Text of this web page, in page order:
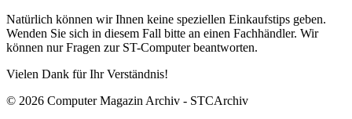
Natürlich können wir Ihnen keine speziellen Einkaufstips geben.
Wenden Sie sich in diesem Fall bitte an einen Fachhändler. Wir
können nur Fragen zur ST-Computer beantworten.
Vielen Dank für Ihr Verständnis!
© 2026 Computer Magazin Archiv - STCArchiv